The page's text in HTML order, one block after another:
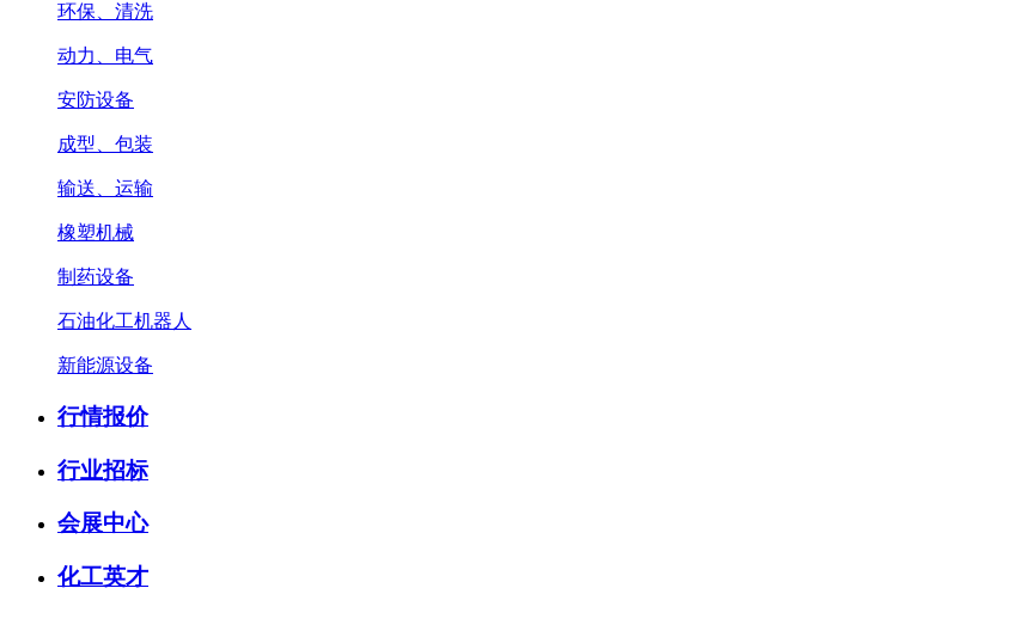
环保、清洗
动力、电气
安防设备
成型、包装
输送、运输
橡塑机械
制药设备
石油化工机器人
新能源设备
行情报价
行业招标
会展中心
化工英才